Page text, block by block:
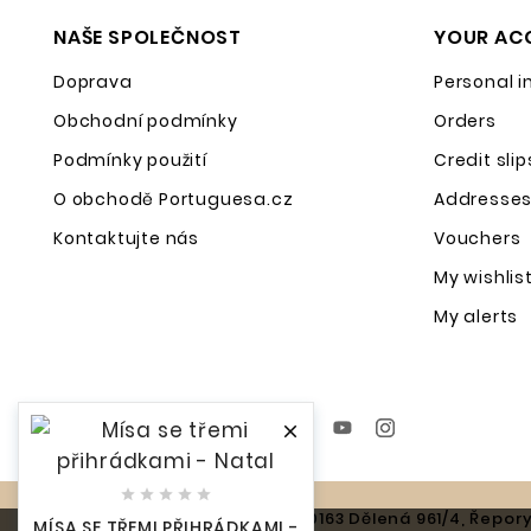

    
NAŠE SPOLEČNOST
Doprava
Obchodní podmínky
Podmínky použití
O obchodě Portuguesa.cz
Kontaktujte nás
YOUR
Personal
Orders
Credit
Addresses
Vouchers
My
My alerts
Následujte Nás
#Dihitalmen, S.r.o. IČO: 14200163 Dělená 961/4,